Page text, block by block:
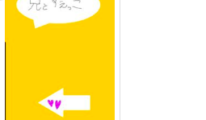
帰り道ジェット
1,415
作品詳細